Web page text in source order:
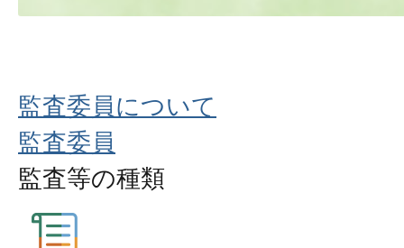
監査委員について
監査委員
監査等の種類